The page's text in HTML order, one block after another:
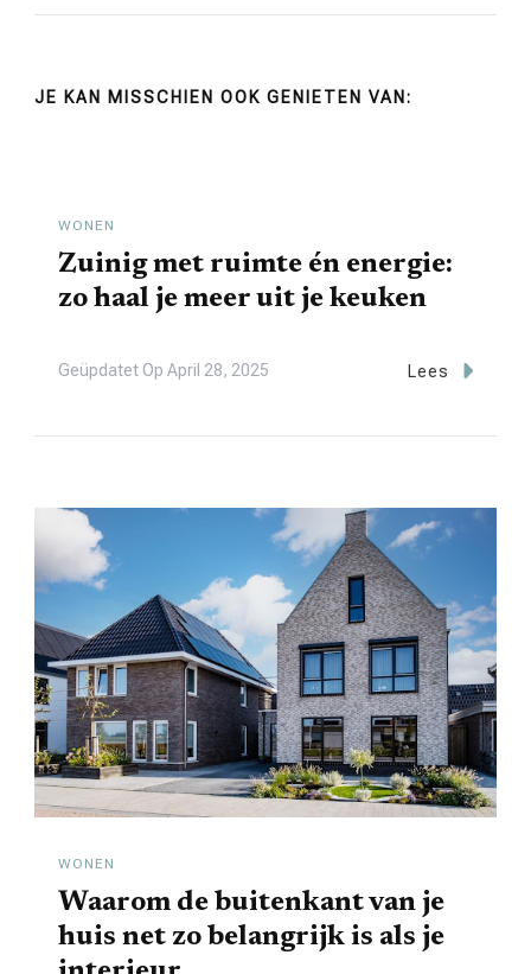
JE KAN MISSCHIEN OOK GENIETEN VAN:
WONEN
Zuinig met ruimte én energie:
zo haal je meer uit je keuken
Geüpdatet Op April 28, 2025 Lees
WONEN
Waarom de buitenkant van je
huis net zo belangrijk is als je